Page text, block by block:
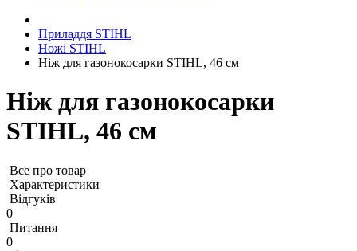
Приладдя STIHL
Ножі STIHL
Ніж для газонокосарки STIHL, 46 см
Ніж для газонокосарки
STIHL, 46 см
Все про товар
Характеристики
Відгуків
0
Питання
0